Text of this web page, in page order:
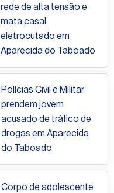
rede de alta tensão e
mata casal
eletrocutado em
Aparecida do Taboado
Polícias Civil e Militar
prendem jovem
acusado de tráfico de
drogas em Aparecida
do Taboado
Corpo de adolescente